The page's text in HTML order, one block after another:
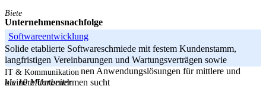
Biete
Unternehmensnachfolge
Softwareentwicklung
Solide etablierte Softwareschmiede mit festem Kundenstamm,
langfristigen Vereinbarungen und Wartungsverträgen sowie
standardisierten eigenen Anwendungslösungen für mittlere und
kleinere Unternehmen sucht
IT & Kommunikation
bis 10 Mitarbeiter